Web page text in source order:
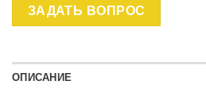
ЗАДАТЬ ВОПРОС
ОПИСАНИЕ